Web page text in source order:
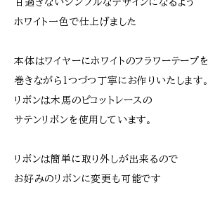
ホワイト一色で仕上げました
本体はワイヤーにホワイトのフラワーテープを
巻きながら１つづつ丁寧にお作りいたします。
リボンは木馬のピコットレースの
サテンリボンを使用しています。
リボンは簡単に取り外しが出来るので
お好みのリボンに変更も可能です